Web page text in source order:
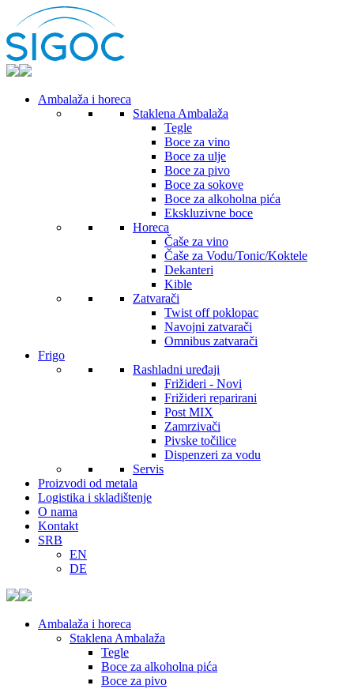
Ambalaža i horeca
Staklena Ambalaža
Tegle
Boce za vino
Boce za ulje
Boce za pivo
Boce za sokove
Boce za alkoholna pića
Ekskluzivne boce
Horeca
Čaše za vino
Čaše za Vodu/Tonic/Koktele
Dekanteri
Kible
Zatvarači
Twist off poklopac
Navojni zatvarači
Omnibus zatvarači
Frigo
Rashladni uređaji
Frižideri - Novi
Frižideri reparirani
Post MIX
Zamrzivači
Pivske točilice
Dispenzeri za vodu
Servis
Proizvodi od metala
Logistika i skladištenje
O nama
Kontakt
SRB
EN
DE
Ambalaža i horeca
Staklena Ambalaža
Tegle
Boce za alkoholna pića
Boce za pivo